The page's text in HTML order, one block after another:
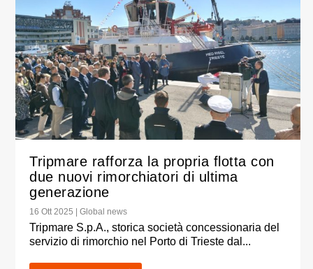
Tripmare rafforza la propria flotta con
due nuovi rimorchiatori di ultima
generazione
16 Ott 2025 |Global news
Tripmare S.p.A., storica società concessionaria del
servizio di rimorchio nel Porto di Trieste dal...